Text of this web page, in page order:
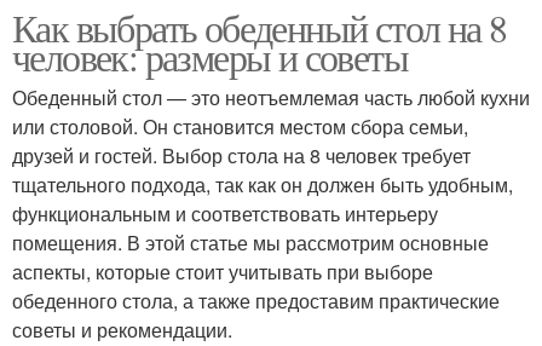
Как выбрать обеденный стол на 8
человек: размеры и советы
Обеденный стол — это неотъемлемая часть любой кухни
или столовой. Он становится местом сбора семьи,
друзей и гостей. Выбор стола на 8 человек требует
тщательного подхода, так как он должен быть удобным,
функциональным и соответствовать интерьеру
помещения. В этой статье мы рассмотрим основные
аспекты, которые стоит учитывать при выборе
обеденного стола, а также предоставим практические
советы и рекомендации.